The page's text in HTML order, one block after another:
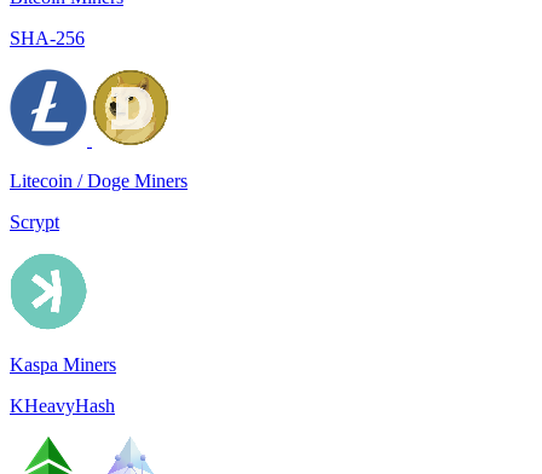
SHA-256
Litecoin / Doge Miners
Scrypt
Kaspa Miners
KHeavyHash